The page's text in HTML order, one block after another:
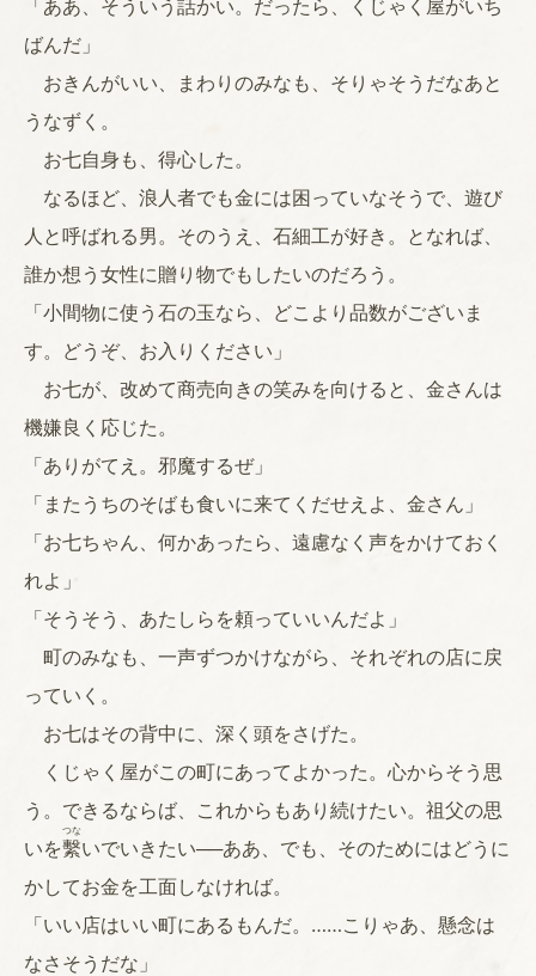
「ああ、そういう話かい。だったら、くじゃく屋がいち
ばんだ」
おきんがいい、まわりのみなも、そりゃそうだなあと
うなずく。
お七自身も、得心した。
なるほど、浪人者でも金には困っていなそうで、遊び
人と呼ばれる男。そのうえ、石細工が好き。となれば、
誰か想う女性に贈り物でもしたいのだろう。
「小間物に使う石の玉なら、どこより品数がございま
す。どうぞ、お入りください」
お七が、改めて商売向きの笑みを向けると、金さんは
機嫌良く応じた。
「ありがてえ。邪魔するぜ」
「またうちのそばも食いに来てくだせえよ、金さん」
「お七ちゃん、何かあったら、遠慮なく声をかけておく
れよ」
「そうそう、あたしらを頼っていいんだよ」
町のみなも、一声ずつかけながら、それぞれの店に戻
っていく。
お七はその背中に、深く頭をさげた。
くじゃく屋がこの町にあってよかった。心からそう思
う。できるならば、これからもあり続けたい。祖父の思
いを繫
つな
いでいきたい──ああ、でも、そのためにはどうに
かしてお金を工面しなければ。
「いい店はいい町にあるもんだ。……こりゃあ、懸念は
なさそうだな」